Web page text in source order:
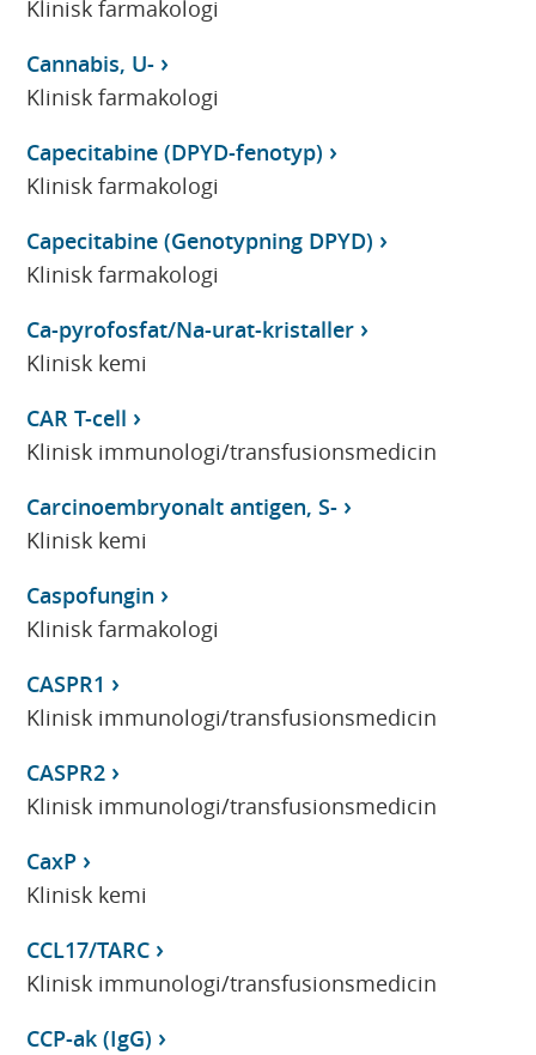
Klinisk farmakologi
Cannabis, U-
Klinisk farmakologi
Capecitabine (DPYD-fenotyp)
Klinisk farmakologi
Capecitabine (Genotypning DPYD)
Klinisk farmakologi
Ca-pyrofosfat/Na-urat-kristaller
Klinisk kemi
CAR T-cell
Klinisk immunologi/transfusionsmedicin
Carcinoembryonalt antigen, S-
Klinisk kemi
Caspofungin
Klinisk farmakologi
CASPR1
Klinisk immunologi/transfusionsmedicin
CASPR2
Klinisk immunologi/transfusionsmedicin
CaxP
Klinisk kemi
CCL17/TARC
Klinisk immunologi/transfusionsmedicin
CCP-ak (IgG)